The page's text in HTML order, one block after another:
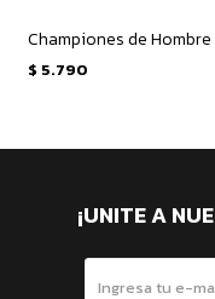
$ 5.790
¡UNITE A